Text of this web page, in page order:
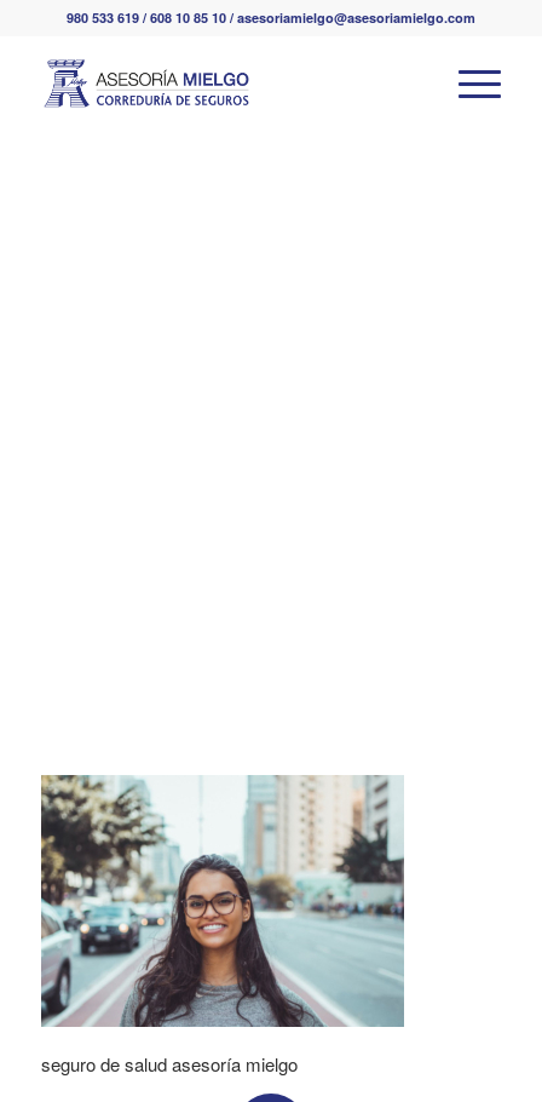
980 533 619 / 608 10 85 10 / asesoriamielgo@asesoriamielgo.com
seguro de salud asesoría mielgo